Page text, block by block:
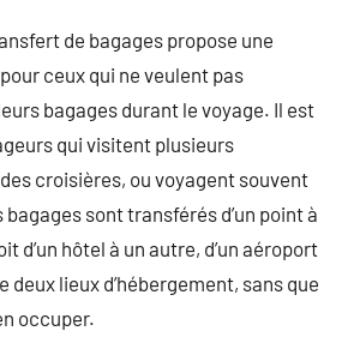
de bagages propose une
ceux qui ne veulent pas
bagages durant le voyage. Il est
qui visitent plusieurs
croisières, ou voyagent souvent
sont transférés d’un point à
d’un hôtel à un autre, d’un aéroport
deux lieux d’hébergement, sans que
occuper.